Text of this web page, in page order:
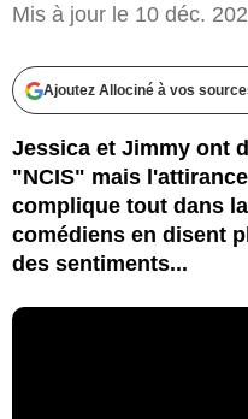
Mis à jour le 10 déc.
Ajoutez Allociné à vos
Jessica et Jimmy ont
"NCIS" mais
complique tout dans
comédiens en disent
des sentiments...